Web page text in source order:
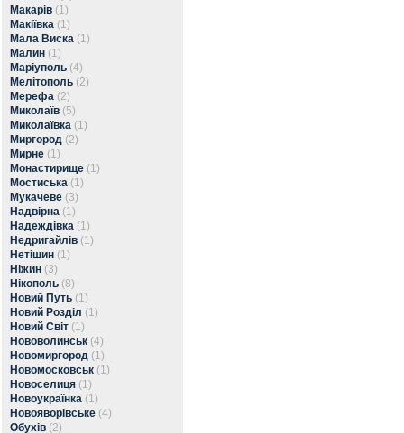
Макарів (1)
Макіївка (1)
Мала Виска (1)
Малин (1)
Маріуполь (4)
Мелітополь (2)
Мерефа (2)
Миколаїв (5)
Миколаївка (1)
Миргород (2)
Мирне (1)
Монастирище (1)
Мостиська (1)
Мукачеве (3)
Надвірна (1)
Надеждівка (1)
Недригайлів (1)
Нетішин (1)
Ніжин (3)
Нікополь (8)
Новий Путь (1)
Новий Розділ (1)
Новий Світ (1)
Нововолинськ (4)
Новомиргород (1)
Новомосковськ (1)
Новоселиця (1)
Новоукраїнка (1)
Новояворівське (4)
Обухів (2)